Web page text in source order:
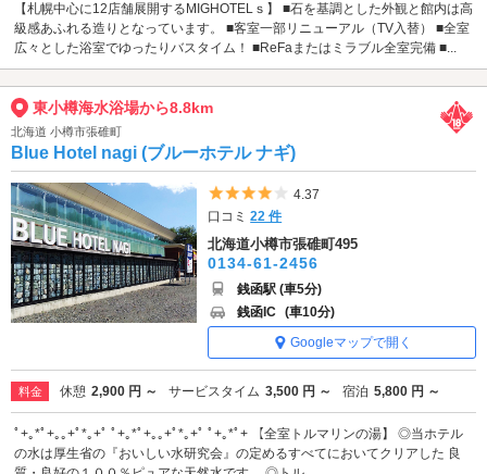
【札幌中心に12店舗展開するMIGHOTELｓ】 ■石を基調とした外観と館内は高
級感あふれる造りとなっています。 ■客室一部リニューアル（TV入替） ■全室
広々とした浴室でゆったりバスタイム！ ■ReFaまたはミラブル全室完備 ■...
東小樽海水浴場から8.8km
北海道 小樽市張碓町
Blue Hotel nagi (ブルーホテル ナギ)
5つ星のうち4
4.37
口コミ22 件
北海道小樽市張碓町495
0134-61-2456
銭函駅 (車5分)
銭函IC (車10分)
Googleマップで開く
料金 休憩 2,900 円 ～ サービスタイム 3,500 円 ～ 宿泊 5,800 円 ～
ﾟ+｡*ﾟ+｡｡+ﾟ*｡+ﾟ ﾟ+｡*ﾟ+｡｡+ﾟ*｡+ﾟ ﾟ+｡*ﾟ+ 【全室トルマリンの湯】 ◎当ホテル
の水は厚生省の『おいしい水研究会』の定めるすべてにおいてクリアした 良